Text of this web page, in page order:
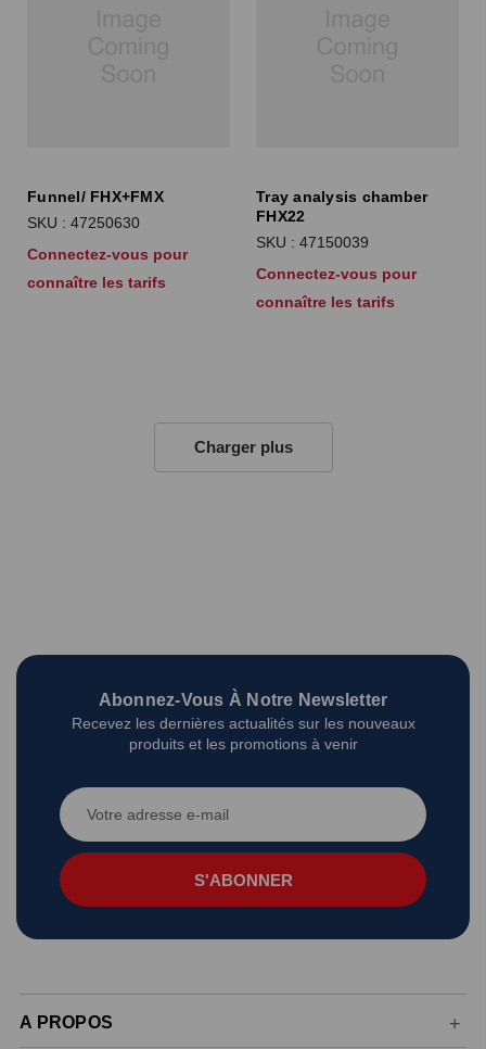
Funnel/ FHX+FMX
SKU : 47250630
Connectez-vous pour
connaître les tarifs
Tray analysis chamber
FHX22
SKU : 47150039
Connectez-vous pour
connaître les tarifs
Charger plus
Abonnez-Vous À Notre Newsletter
Recevez les dernières actualités sur les nouveaux
produits et les promotions à venir
Adresse
e-
mail
A PROPOS